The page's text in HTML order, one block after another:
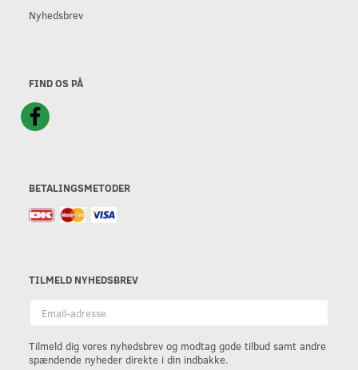
Nyhedsbrev
FIND OS PÅ
BETALINGSMETODER
TILMELD NYHEDSBREV
adresse
Tilmeld dig vores nyhedsbrev og modtag gode tilbud samt andre
spændende nyheder direkte i din indbakke.